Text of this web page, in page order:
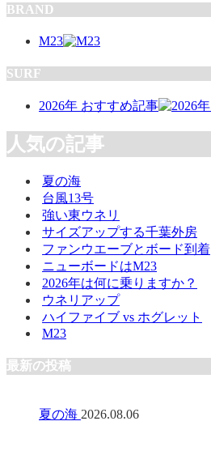
BRAND
M23
SURF
2026年 おすすめ記事
人気の記事
夏の海
台風13号
強い東ウネリ
サイズアップする千葉外房
ファンウエーブとボード到着
ニューボードはM23
2026年は何に乗りますか？
ウネリアップ
ハイファイブ vs ホグレット
M23
最新の投稿
夏の海 2026.08.06